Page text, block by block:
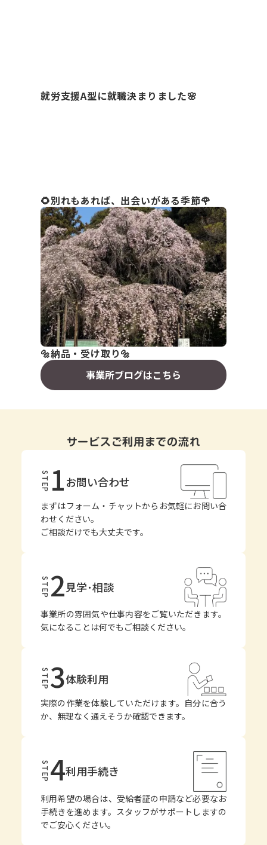
就労支援A型に就職決まりました🌸
🌻別れもあれば、出会いがある季節🌹
🔩納品・受け取り🔩
事業所ブログはこちら
サービスご利用までの流れ
STEP 1お問い合わせ
まずはフォーム・チャットからお気軽にお問い合
わせください。
ご相談だけでも大丈夫です。
STEP2見学･相談
事業所の雰囲気や仕事内容をご覧いただきます。
気になることは何でもご相談ください。
STEP3体験利用
実際の作業を体験していただけます。自分に合う
か、無理なく通えそうか確認できます。
STEP4利用手続き
利用希望の場合は、受給者証の申請など必要なお
手続きを進めます。スタッフがサポートしますの
でご安心ください。